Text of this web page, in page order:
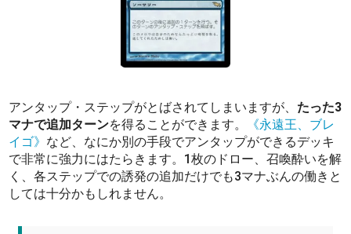
アンタップ・ステップがとばされてしまいますが、 たった3
マナで追加ターンを得ることができます。
《永遠王、ブレ
イゴ》 など、なにか別の手段でアンタップができるデッキ
で非常に強力にはたらきます。1枚のドロー、召喚酔いを解
く、各ステップでの誘発の追加だけでも3マナぶんの働きと
しては十分かもしれません。